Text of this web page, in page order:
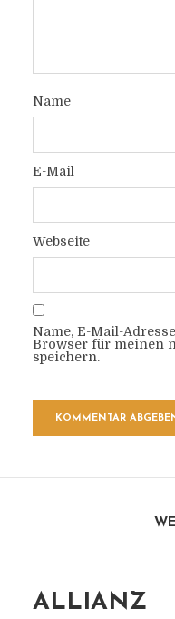
Name
E-Mail
Webseite
Name, E-Mail-
Browser für meinen
speichern.
ALLIANZ